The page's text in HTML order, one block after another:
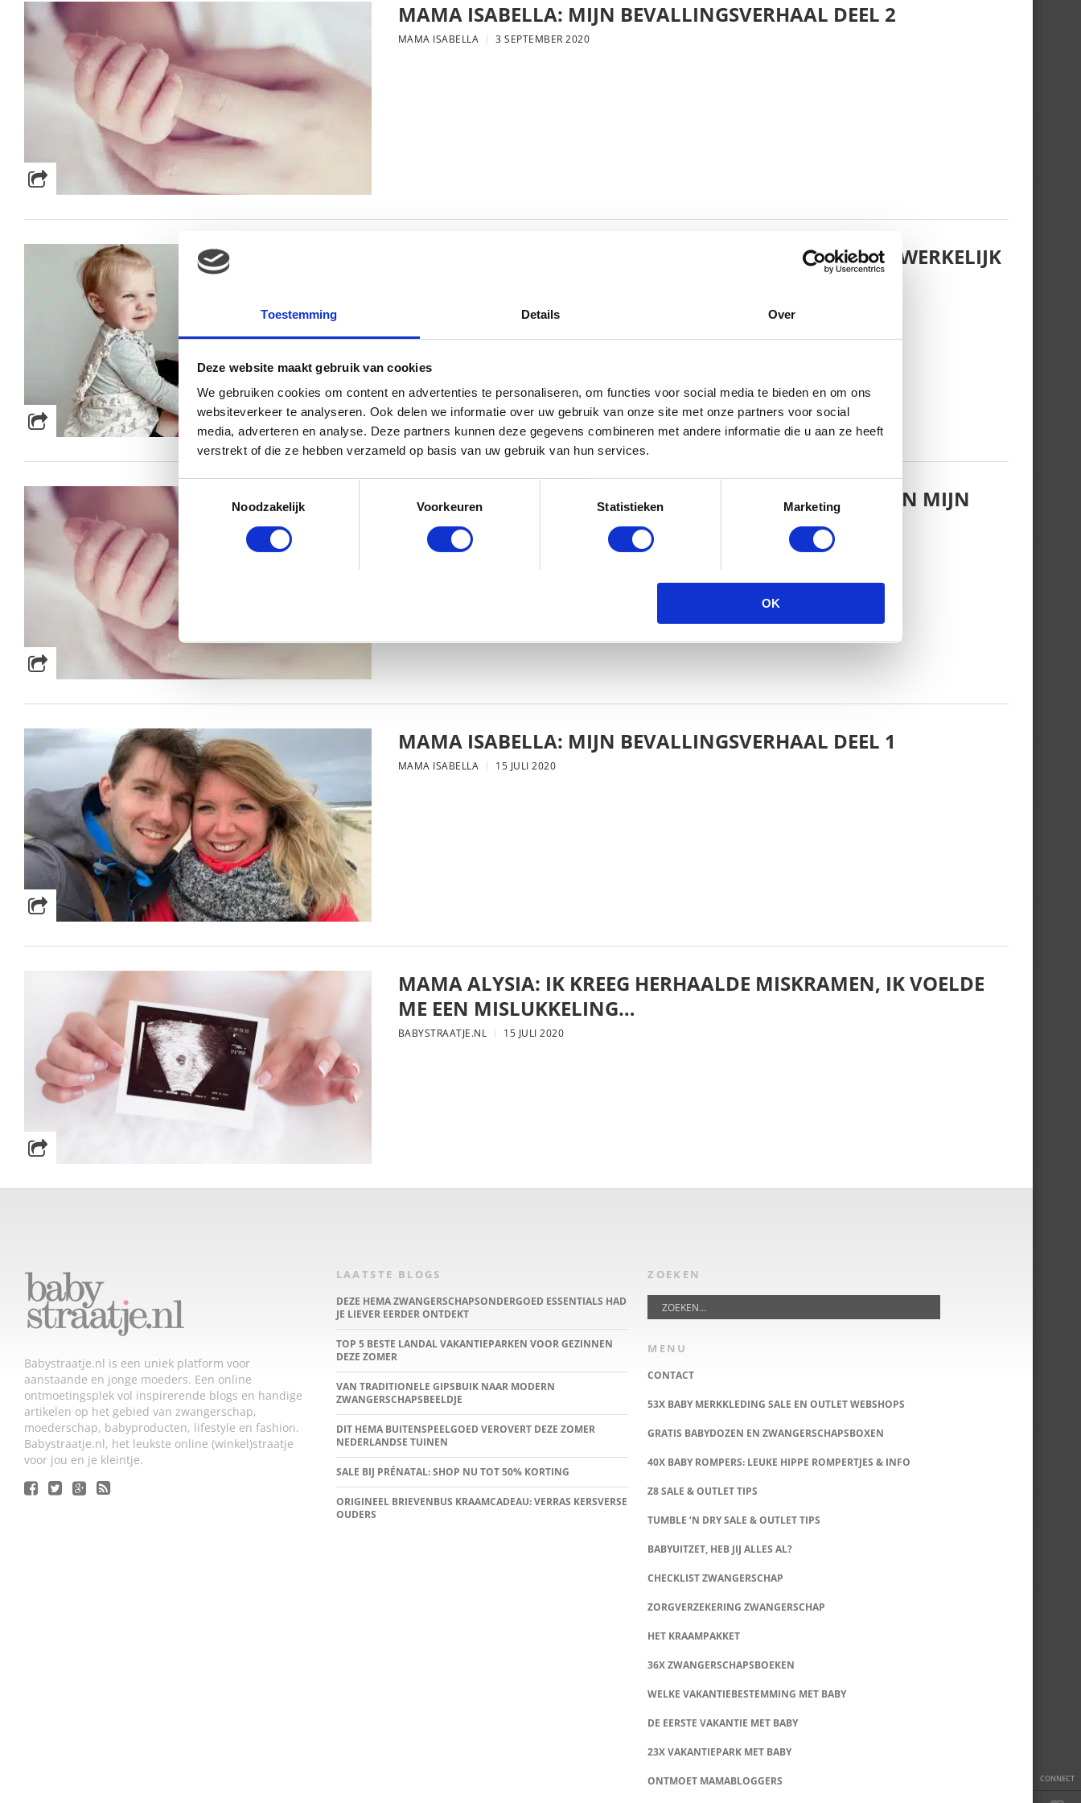
Toestemming Details Over
Deze website maakt gebruik van cookies
We gebruiken cookies om content en advertenties te personaliseren, om functies voor social media te bieden en om ons
websiteverkeer te analyseren. Ook delen we informatie over uw gebruik van onze site met onze partners voor social
media, adverteren en analyse. Deze partners kunnen deze gegevens combineren met andere informatie die u aan ze heeft
verstrekt of die ze hebben verzameld op basis van uw gebruik van hun services.
Toestemmingsselectie
Noodzakelijk
Voorkeuren Statistieken Marketing
OK
CONNECT
MAMA ISABELLA: MIJN BEVALLINGSVERHAAL DEEL 2
MAMA ISABELLA 3 SEPTEMBER 2020
MAMA ESTHER: HET LEED DAT VOEDING HEET, WAAR WERKELIJK
MAMA ESTHER: OP MIJN 20E RAAKTE IK ZWANGER VAN MIJN
EERSTE DOCHTER
MAMA ESTHER
MAMA ISABELLA: MIJN BEVALLINGSVERHAAL DEEL 1
MAMA ISABELLA 15 JULI 2020
MAMA ALYSIA: IK KREEG HERHAALDE MISKRAMEN, IK VOELDE
ME EEN MISLUKKELING…
BABYSTRAATJE.NL 15 JULI 2020
Babystraatje.nl is een uniek platform voor
aanstaande en jonge moeders. Een online
ontmoetingsplek vol inspirerende blogs en handige
artikelen op het gebied van zwangerschap,
moederschap, babyproducten, lifestyle en fashion.
Babystraatje.nl, het leukste online (winkel)straatje
voor jou en je kleintje.
LAATSTE BLOGS
DEZE HEMA ZWANGERSCHAPSONDERGOED ESSENTIALS HAD
JE LIEVER EERDER ONTDEKT
TOP 5 BESTE LANDAL VAKANTIEPARKEN VOOR GEZINNEN
DEZE ZOMER
VAN TRADITIONELE GIPSBUIK NAAR MODERN
ZWANGERSCHAPSBEELDJE
DIT HEMA BUITENSPEELGOED VEROVERT DEZE ZOMER
NEDERLANDSE TUINEN
SALE BIJ PRÉNATAL: SHOP NU TOT 50% KORTING
ORIGINEEL BRIEVENBUS KRAAMCADEAU: VERRAS KERSVERSE
OUDERS
ZOEKEN
MENU
CONTACT
53X BABY MERKKLEDING SALE EN OUTLET WEBSHOPS
GRATIS BABYDOZEN EN ZWANGERSCHAPSBOXEN
40X BABY ROMPERS: LEUKE HIPPE ROMPERTJES & INFO
Z8 SALE & OUTLET TIPS
TUMBLE ‘N DRY SALE & OUTLET TIPS
BABYUITZET, HEB JIJ ALLES AL?
CHECKLIST ZWANGERSCHAP
ZORGVERZEKERING ZWANGERSCHAP
HET KRAAMPAKKET
36X ZWANGERSCHAPSBOEKEN
WELKE VAKANTIEBESTEMMING MET BABY
DE EERSTE VAKANTIE MET BABY
23X VAKANTIEPARK MET BABY
ONTMOET MAMABLOGGERS